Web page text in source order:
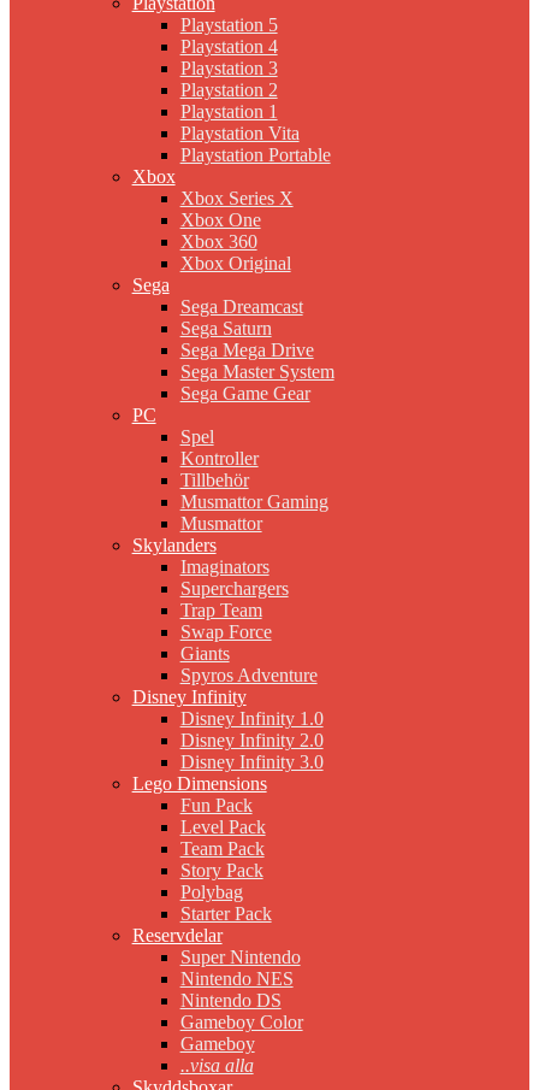
Playstation 5
Playstation 4
Playstation 3
Playstation 2
Playstation 1
Playstation Vita
Playstation Portable
Xbox
Xbox Series X
Xbox One
Xbox 360
Xbox Original
Sega
Sega Dreamcast
Sega Saturn
Sega Mega Drive
Sega Master System
Sega Game Gear
PC
Spel
Kontroller
Tillbehör
Musmattor Gaming
Musmattor
Skylanders
Imaginators
Superchargers
Trap Team
Swap Force
Giants
Spyros Adventure
Disney Infinity
Disney Infinity 1.0
Disney Infinity 2.0
Disney Infinity 3.0
Lego Dimensions
Fun Pack
Level Pack
Team Pack
Story Pack
Polybag
Starter Pack
Reservdelar
Super Nintendo
Nintendo NES
Nintendo DS
Gameboy Color
Gameboy
..visa alla